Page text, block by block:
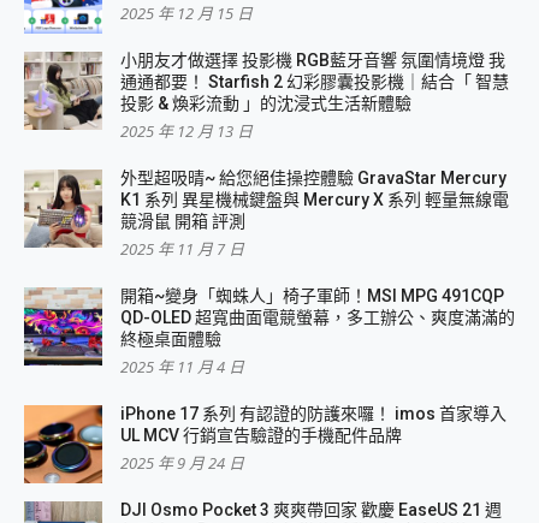
2025 年 12 月 15 日
小朋友才做選擇 投影機 RGB藍牙音響 氛圍情境燈 我
通通都要！ Starfish 2 幻彩膠囊投影機｜結合「 智慧
投影 & 煥彩流動 」的沈浸式生活新體驗
2025 年 12 月 13 日
外型超吸晴~ 給您絕佳操控體驗 GravaStar Mercury
K1 系列 異星機械鍵盤與 Mercury X 系列 輕量無線電
競滑鼠 開箱 評測
2025 年 11 月 7 日
開箱~變身「蜘蛛人」椅子軍師！MSI MPG 491CQP
QD-OLED 超寬曲面電競螢幕，多工辦公、爽度滿滿的
終極桌面體驗
2025 年 11 月 4 日
iPhone 17 系列 有認證的防護來囉！ imos 首家導入
UL MCV 行銷宣告驗證的手機配件品牌
2025 年 9 月 24 日
DJI Osmo Pocket 3 爽爽帶回家 歡慶 EaseUS 21 週